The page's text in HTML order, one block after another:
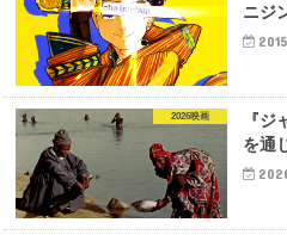
ニジ
2026映画
『
を通